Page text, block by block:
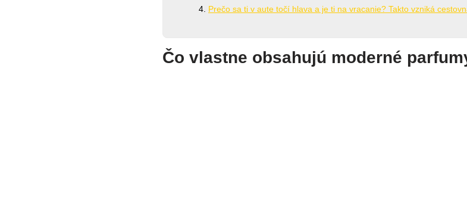
Prečo sa ti v aute točí hlava a je ti na vracanie? Takto vzniká
Čo vlastne obsahujú moderné